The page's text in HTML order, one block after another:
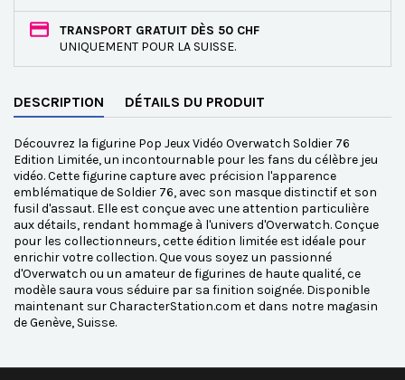
TRANSPORT GRATUIT DÈS 50 CHF
UNIQUEMENT POUR LA SUISSE.
DESCRIPTION DÉTAILS DU PRODUIT
Découvrez la figurine Pop Jeux Vidéo Overwatch Soldier 76
Edition Limitée, un incontournable pour les fans du célèbre jeu
vidéo. Cette figurine capture avec précision l'apparence
emblématique de Soldier 76, avec son masque distinctif et son
fusil d'assaut. Elle est conçue avec une attention particulière
aux détails, rendant hommage à l'univers d'Overwatch. Conçue
pour les collectionneurs, cette édition limitée est idéale pour
enrichir votre collection. Que vous soyez un passionné
d'Overwatch ou un amateur de figurines de haute qualité, ce
modèle saura vous séduire par sa finition soignée. Disponible
maintenant sur CharacterStation.com et dans notre magasin
de Genève, Suisse.